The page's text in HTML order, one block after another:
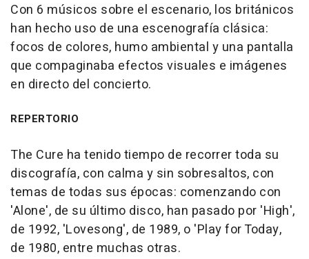
Con 6 músicos sobre el escenario, los británicos
han hecho uso de una escenografía clásica:
focos de colores, humo ambiental y una pantalla
que compaginaba efectos visuales e imágenes
en directo del concierto.
REPERTORIO
The Cure ha tenido tiempo de recorrer toda su
discografía, con calma y sin sobresaltos, con
temas de todas sus épocas: comenzando con
'Alone', de su último disco, han pasado por 'High',
de 1992, 'Lovesong', de 1989, o 'Play for Today,
de 1980, entre muchas otras.